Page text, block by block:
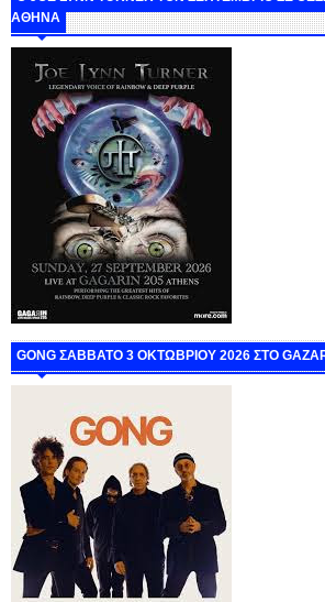
ΑΘΗΝΑ
GONG ΣΑΒΒΑΤΟ 3 ΟΚΤΩΒΡΙΟΥ 2026 ΣΤΟ